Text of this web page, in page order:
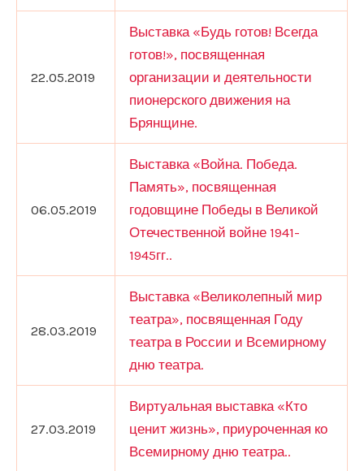
22.05.2019
Выставка «Будь готов! Всегда
готов!», посвященная
организации и деятельности
пионерского движения на
Брянщине.
06.05.2019
Выставка «Война. Победа.
Память», посвященная
годовщине Победы в Великой
Отечественной войне 1941-
1945гг..
28.03.2019
Выставка «Великолепный мир
театра», посвященная Году
театра в России и Всемирному
дню театра.
27.03.2019
Виртуальная выставка «Кто
ценит жизнь», приуроченная ко
Всемирному дню театра..